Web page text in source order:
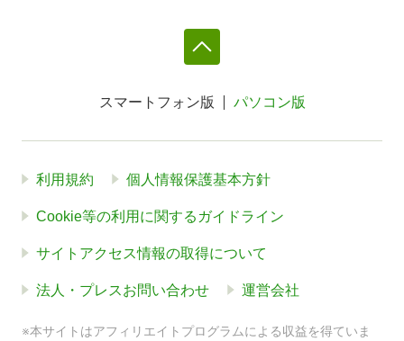
スマートフォン版 パソコン版
利用規約 個人情報保護基本方針
Cookie等の利用に関するガイドライン
サイトアクセス情報の取得について
法人・プレスお問い合わせ 運営会社
※本サイトはアフィリエイトプログラムによる収益を得ていま